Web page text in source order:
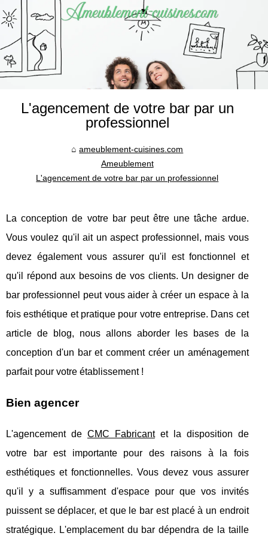
L'agencement de votre bar par un
professionnel
ameublement-cuisines.com
Ameublement
L'agencement de votre bar par un professionnel
La conception de votre bar peut être une tâche ardue.
Vous voulez qu'il ait un aspect professionnel, mais vous
devez également vous assurer qu'il est fonctionnel et
qu'il répond aux besoins de vos clients. Un designer de
bar professionnel peut vous aider à créer un espace à la
fois esthétique et pratique pour votre entreprise. Dans cet
article de blog, nous allons aborder les bases de la
conception d'un bar et comment créer un aménagement
parfait pour votre établissement !
Bien agencer
L'agencement de CMC Fabricantet la disposition de
votre bar est importante pour des raisons à la fois
esthétiques et fonctionnelles. Vous devez vous assurer
qu'il y a suffisamment d'espace pour que vos invités
puissent se déplacer, et que le bar est placé à un endroit
stratégique. L'emplacement du bar dépendra de la taille